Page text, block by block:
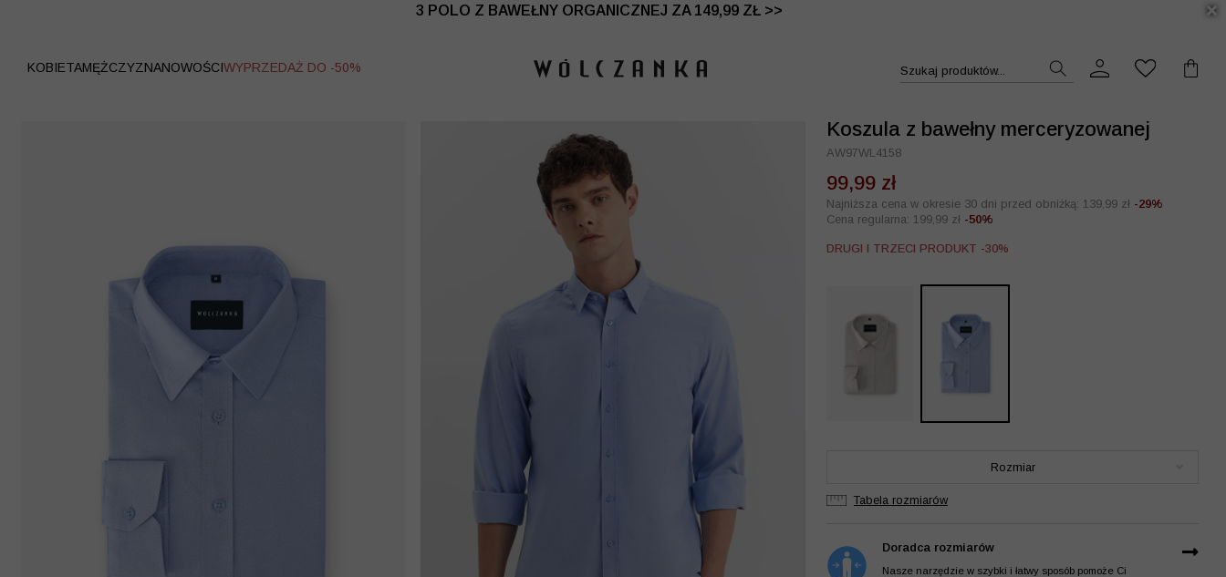
3 POLO Z BAWEŁNY ORGANICZNEJ ZA 149,99 ZŁ >>
WYPRZEDAŻ DO -50% | DODATKOWE -30% NA DRUGI I TRZECI PRODUKT >>
KOBIETAMĘŻCZYZNANOWOŚCIWYPRZEDAŻ DO -50% Szukaj produktów...
Koszula z bawełny merceryzowanej
AW97WL4158
99,99 zł
Najniższa cena w okresie 30 dni przed obniżką: 139,99 zł -29%
Cena regularna: 199,99 zł -50%
DRUGI I TRZECI PRODUKT -30%
Rozmiar
Tabela rozmiarów
Doradca rozmiarów
Nasze narzędzie w szybki i łatwy sposób pomoże Ci